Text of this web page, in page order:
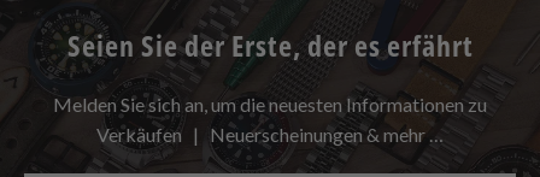
Seien Sie der Erste, der es erfährt
Melden Sie sich an, um die neuesten Informationen zu
Verkäufen | Neuerscheinungen & mehr …